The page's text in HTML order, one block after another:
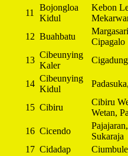
11
Bojongloa
Kidul
Kebon
12 Buahbatu
Cipagalo
13
Cibeunying
Kaler
14
Cibeunying
Kidul
15 Cibiru
Cibiru
Wetan,
16 Cicendo
Sukaraja
17 Cidadap